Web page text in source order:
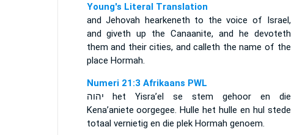
Young's Literal Translation
and Jehovah hearkeneth to the voice of Israel,
and giveth up the Canaanite, and he devoteth
them and their cities, and calleth the name of the
place Hormah.
Numeri 21:3 Afrikaans PWL
יהוה het Yisra’el se stem gehoor en die
Kena’aniete oorgegee. Hulle het hulle en hul stede
totaal vernietig en die plek Hormah genoem.